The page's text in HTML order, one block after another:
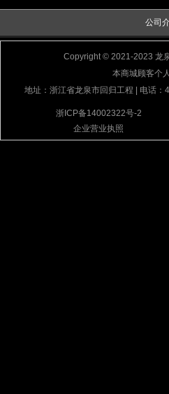
公司
Copyright © 2021-2023 龙
本商城顾客个
地址：浙江省龙泉市回归工程 | 电话
浙ICP备14002322号-2
企业营业执照